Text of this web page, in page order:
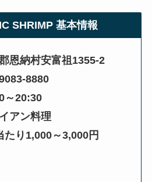
SHRIMP 基本情報
納村安富祖1355-2
8880
～20:30
ン料理
1,000～3,000円